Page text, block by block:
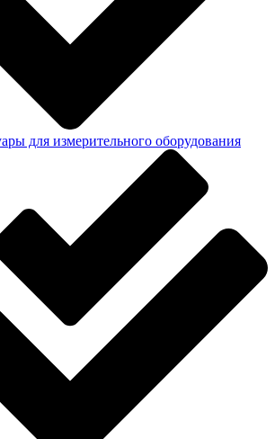
для измерительного оборудования